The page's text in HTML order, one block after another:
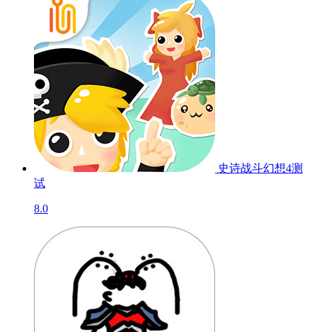
史诗战斗幻想4测
试
8.0